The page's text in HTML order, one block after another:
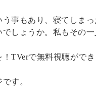
う事もあり、寝てしま
でしょうか。私もその一
TVerで無料視聴ができ
す。